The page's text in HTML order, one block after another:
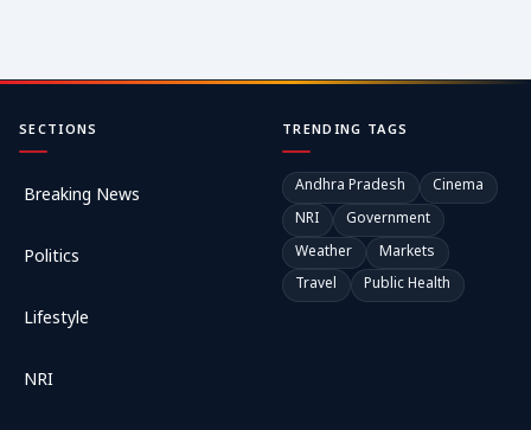
SECTIONS
Breaking News
Politics
Lifestyle
NRI
TRENDING TAGS
Andhra Pradesh
Cinema
NRI
Government
Weather
Markets
Travel
Public Health